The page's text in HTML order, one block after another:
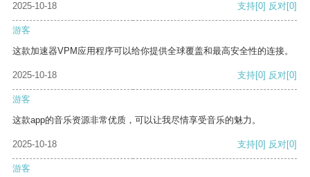
2025-10-18 支持[0] 反对[0]
游客
这款加速器VPM应用程序可以给你提供全球覆盖和最高安全性的连接。
2025-10-18 支持[0] 反对[0]
游客
这款app的音乐资源非常优质，可以让我尽情享受音乐的魅力。
2025-10-18 支持[0] 反对[0]
游客